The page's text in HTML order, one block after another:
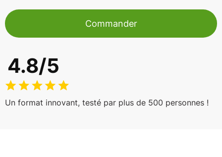
Commander
4.8/5
Un format innovant, testé par plus de 500 personnes !